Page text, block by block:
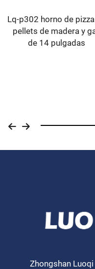
Lq-p302 horno de
pellets de madera y
de 14 pulgadas
Zhongshan